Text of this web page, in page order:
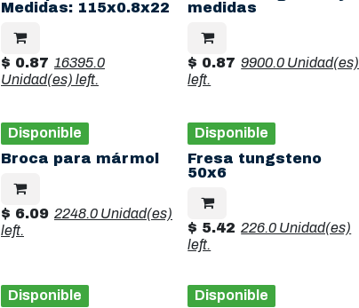
Medidas: 115x0.8x22
$ 0.87 16395.0
Unidad(es) left.
medidas
$ 0.87 9900.0 Unidad(es)
left.
Disponible
Broca para mármol
$ 6.09 2248.0 Unidad(es)
left.
Disponible
Fresa tungsteno
50x6
$ 5.42 226.0 Unidad(es)
left.
Disponible
Disponible